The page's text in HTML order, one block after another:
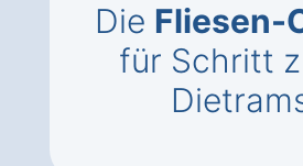
Die Fliesen-
für Schritt